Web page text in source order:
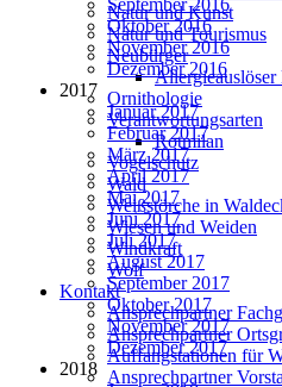
Natur und Kunst
Natur und Tourismus
Neubürger
Ornithologie
Verantwortungsarten
Rotmilan
Vogelschutz
Wald
Weißstörche in
Wiesen und Weiden
Windkraft
Wolf
Kontakt
Ansprechpartner
Ansprechpartner
Auffangstationen für
Ansprechpartner
Oktober 2016
November 2016
Dezember 2016
2017
Januar 2017
Februar 2017
März 2017
April 2017
Mai 2017
Juni 2017
Juli 2017
August 2017
September 2017
Oktober 2017
November 2017
Dezember 2017
2018